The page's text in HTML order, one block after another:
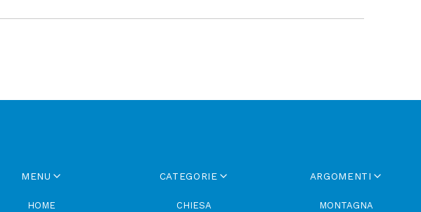
MENU
HOME
CATEGORIE
CHIESA
ARGOMENTI
MONTAGNA